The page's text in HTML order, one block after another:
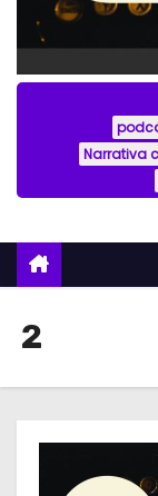
Narrativa
2